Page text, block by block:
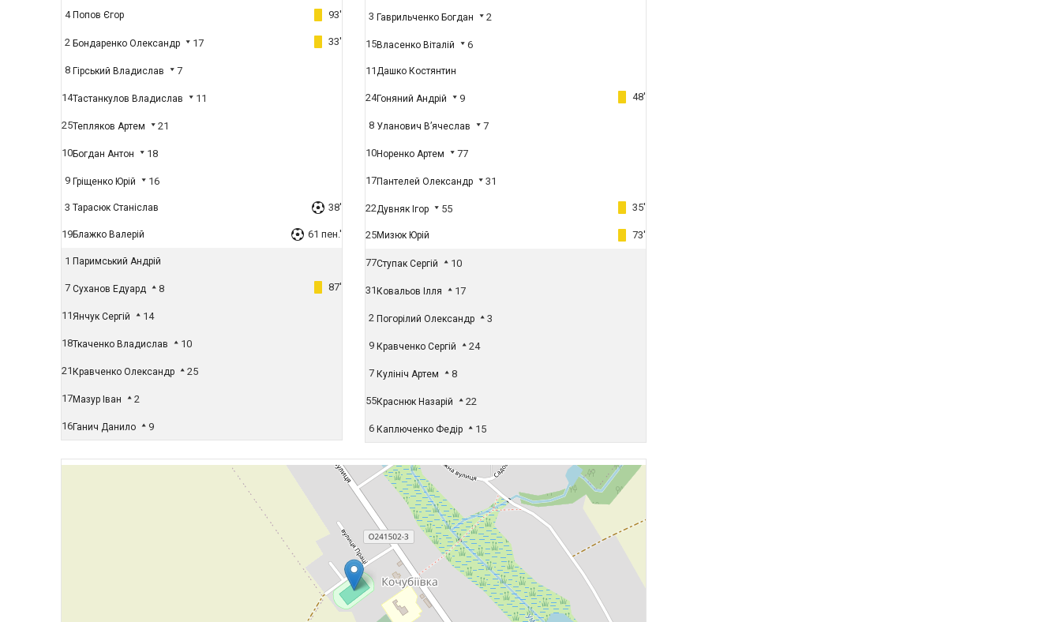
4 Попов Єгор 93'
2 Бондаренко Олександр 17 33'
8 Гірський Владислав 7
14Тастанкулов Владислав 11
25Тепляков Артем 21
10Богдан Антон 18
9 Гріщенко Юрій 16
3 Тарасюк Станіслав 38'
19Блажко Валерій 61 пен.'
1 Паримський Андрій
7 Суханов Едуард 8 87'
11Янчук Сергій 14
18Ткаченко Владислав 10
21 Кравченко Олександр 25
17Мазур Іван 2
16Ганич Данило 9
3 Гаврильченко Богдан 2
15Власенко Віталій 6
11Дашко Костянтин
24Гоняний Андрій 9 48'
8 Уланович В’ячеслав 7
10Норенко Артем 77
17Пантелей Олександр 31
22Дувняк Ігор 55 35'
25Мизюк Юрій 73'
77Ступак Сергій 10
31 Ковальов Ілля 17
2 Погорілий Олександр 3
9 Кравченко Сергій 24
7 Кулініч Артем 8
55Краснюк Назарій 22
6 Каплюченко Федір 15